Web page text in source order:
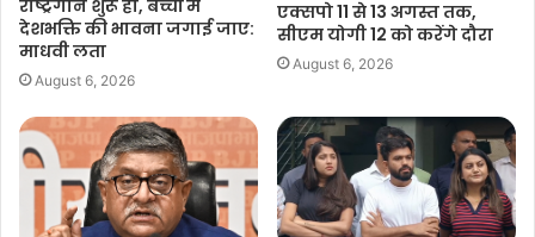
राष्ट्रगान शुरू हो, बच्चों में
देशभक्ति की भावना जगाई जाए:
माधवी लता
August 6, 2026
एक्सपो 11 से 13 अगस्त तक,
सीएम योगी 12 को करेंगे दौरा
August 6, 2026